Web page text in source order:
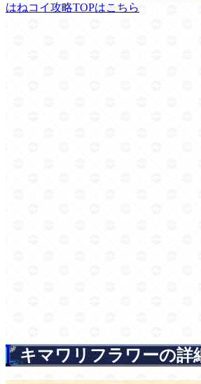
はねコイ攻略TOPはこちら
キマワリフラワーの詳